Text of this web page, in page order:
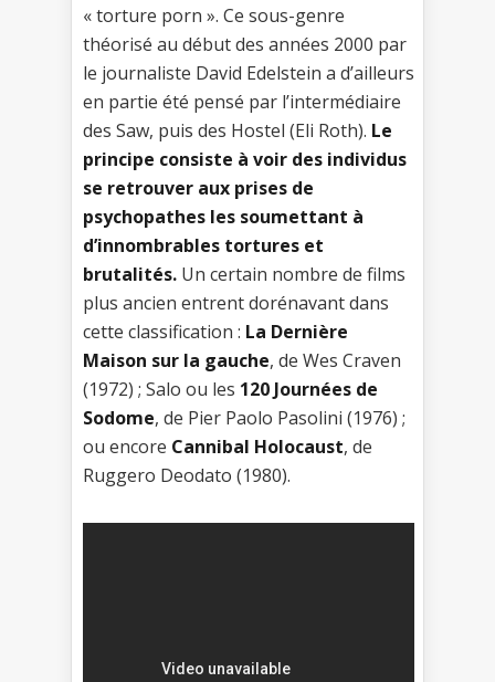
« torture porn ». Ce sous-genre
théorisé au début des années 2000 par
le journaliste David Edelstein a d’ailleurs
en partie été pensé par l’intermédiaire
des Saw, puis des Hostel (Eli Roth). Le
principe consiste à voir des individus
se retrouver aux prises de
psychopathes les soumettant à
d’innombrables tortures et
brutalités. Un certain nombre de films
plus ancien entrent dorénavant dans
cette classification : La Dernière
Maison sur la gauche, de Wes Craven
(1972) ; Salo ou les 120 Journées de
Sodome, de Pier Paolo Pasolini (1976) ;
ou encore Cannibal Holocaust, de
Ruggero Deodato (1980).